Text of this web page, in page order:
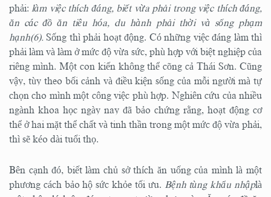
phải:làm việc thích đáng, biết vừa phải trong việc thích đáng,
ăn các đồ ăn tiêu hóa, du hành phải thời và sống phạm
hạnh(6). Sống thì phải hoạt động. Có những việc đáng làm thì
phải làm và làm ở mức độ vừa sức, phù hợp với biệt nghiệp của
riêng mình. Một con kiến không thể cõng cả Thái Sơn. Cũng
vậy, tùy theo bối cảnh và điều kiện sống của mỗi người mà tự
chọn cho mình một công việc phù hợp. Nghiên cứu của nhiều
ngành khoa học ngày nay đã bảo chứng rằng, hoạt động cơ
thể ở hai mặt thể chất và tinh thần trong một mức độ vừa phải,
thì sẽ kéo dài tuổi thọ.
Bên cạnh đó, biết làm chủ sở thích ăn uống của mình là một
phương cách bảo hộ sức khỏe tối ưu. Bệnh tùng khẩu nhậplà